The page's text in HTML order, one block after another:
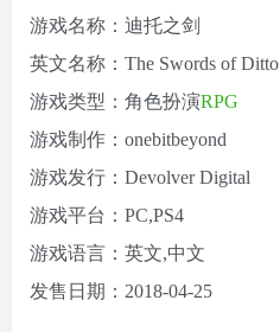
游戏名称：迪托之剑
英文名称：The Swords of Ditto
游戏类型：角色扮演RPG
游戏制作：onebitbeyond
游戏发行：Devolver Digital
游戏平台：PC,PS4
游戏语言：英文,中文
发售日期：2018-04-25